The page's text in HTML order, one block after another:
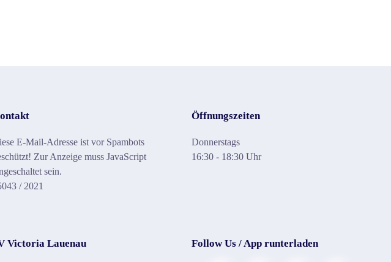
E-Mail-Adresse ist vor Spambots
Zur Anzeige muss JavaScript
sein.
/ 2021
Öffnungszeiten
Donnerstags
16:30 - 18:30 Uhr
Victoria Lauenau Follow Us / App runterladen